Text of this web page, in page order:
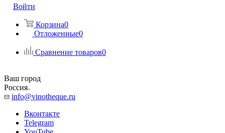
Войти
Корзина0
Отложенные0
Сравнение товаров0
Ваш город
Россия
info@vinotheque.ru
Вконтакте
Telegram